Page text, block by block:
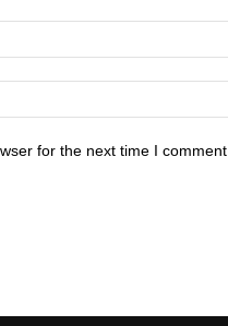
for the next time I comment.